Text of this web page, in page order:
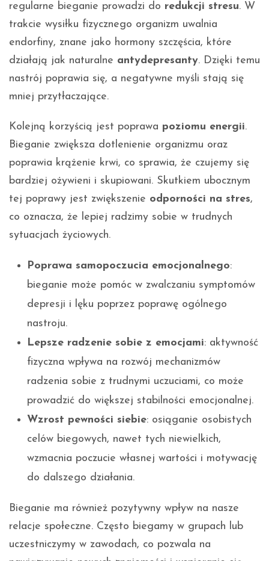
regularne bieganie prowadzi do redukcji stresu. W
trakcie wysiłku fizycznego organizm uwalnia
endorfiny, znane jako hormony szczęścia, które
działają jak naturalne antydepresanty. Dzięki temu
nastrój poprawia się, a negatywne myśli stają się
mniej przytłaczające.
Kolejną korzyścią jest poprawa poziomu energii.
Bieganie zwiększa dotlenienie organizmu oraz
poprawia krążenie krwi, co sprawia, że czujemy się
bardziej ożywieni i skupiowani. Skutkiem ubocznym
tej poprawy jest zwiększenie odporności na stres,
co oznacza, że lepiej radzimy sobie w trudnych
sytuacjach życiowych.
Poprawa samopoczucia emocjonalnego:
bieganie może pomóc w zwalczaniu symptomów
depresji i lęku poprzez poprawę ogólnego
nastroju.
Lepsze radzenie sobie z emocjami: aktywność
fizyczna wpływa na rozwój mechanizmów
radzenia sobie z trudnymi uczuciami, co może
prowadzić do większej stabilności emocjonalnej.
Wzrost pewności siebie: osiąganie osobistych
celów biegowych, nawet tych niewielkich,
wzmacnia poczucie własnej wartości i motywację
do dalszego działania.
Bieganie ma również pozytywny wpływ na nasze
relacje społeczne. Często biegamy w grupach lub
uczestniczymy w zawodach, co pozwala na